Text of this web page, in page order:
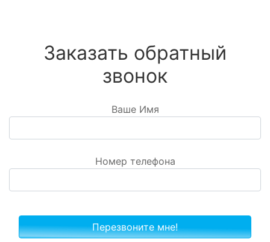
Заказать обратный
звонок
Ваше Имя
Номер телефона